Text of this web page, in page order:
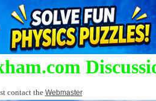
contact the Webmaster